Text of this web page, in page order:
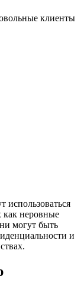
клиенты
использоваться
как неровные
могут быть
и